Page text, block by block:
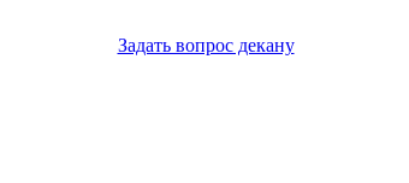
Задать вопрос декану